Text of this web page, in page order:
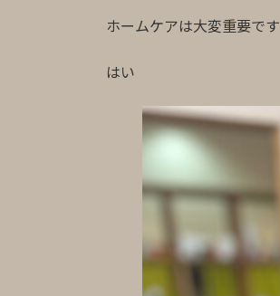
ホームケアは大変重要です
はい